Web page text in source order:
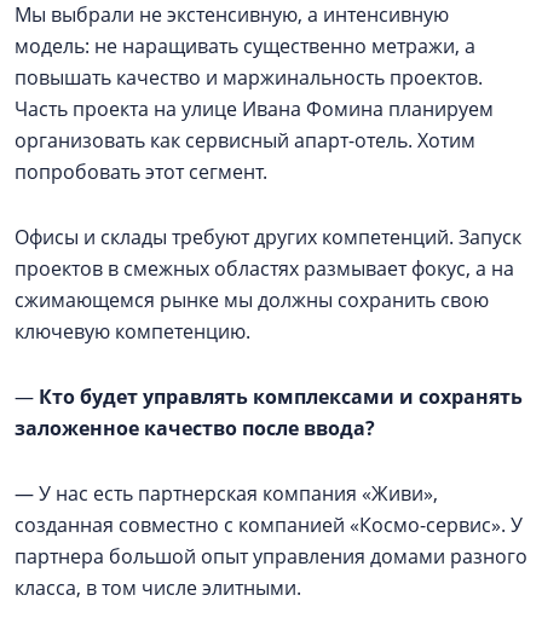
Мы выбрали не экстенсивную, а интенсивную
модель: не наращивать существенно метражи, а
повышать качество и маржинальность проектов.
Часть проекта на улице Ивана Фомина планируем
организовать как сервисный апарт-отель. Хотим
попробовать этот сегмент.
Офисы и склады требуют других компетенций. Запуск
проектов в смежных областях размывает фокус, а на
сжимающемся рынке мы должны сохранить свою
ключевую компетенцию.
— Кто будет управлять комплексами и сохранять
заложенное качество после ввода?
— У нас есть партнерская компания «Живи»,
созданная совместно с компанией «Космо-сервис». У
партнера большой опыт управления домами разного
класса, в том числе элитными.